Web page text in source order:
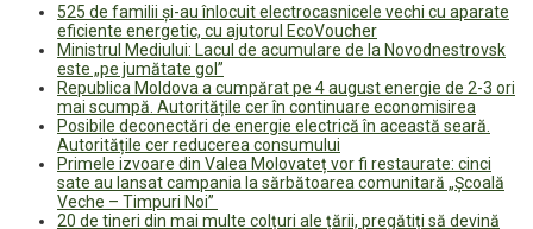
525 de familii și-au înlocuit electrocasnicele vechi cu aparate
eficiente energetic, cu ajutorul EcoVoucher
Ministrul Mediului: Lacul de acumulare de la Novodnestrovsk
este „pe jumătate gol”
Republica Moldova a cumpărat pe 4 august energie de 2-3 ori
mai scumpă. Autoritățile cer în continuare economisirea
Posibile deconectări de energie electrică în această seară.
Autoritățile cer reducerea consumului
Primele izvoare din Valea Molovateț vor fi restaurate: cinci
sate au lansat campania la sărbătoarea comunitară „Școală
Veche – Timpuri Noi”
20 de tineri din mai multe colțuri ale țării, pregătiți să devină